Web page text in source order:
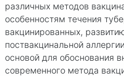
различных методов
особенностям течения
вакцинированных,
поствакцинальной
основой для обоснования
современного метода